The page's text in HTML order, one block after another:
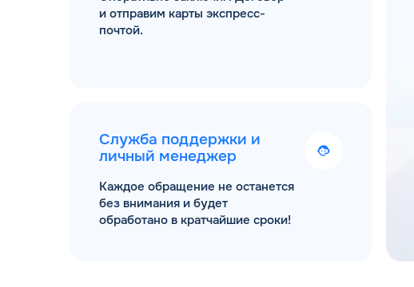
и отправим карты экспресс-
почтой.
Служба поддержки и
личный менеджер
Каждое обращение не останется
без внимания и будет
обработано в кратчайшие сроки!